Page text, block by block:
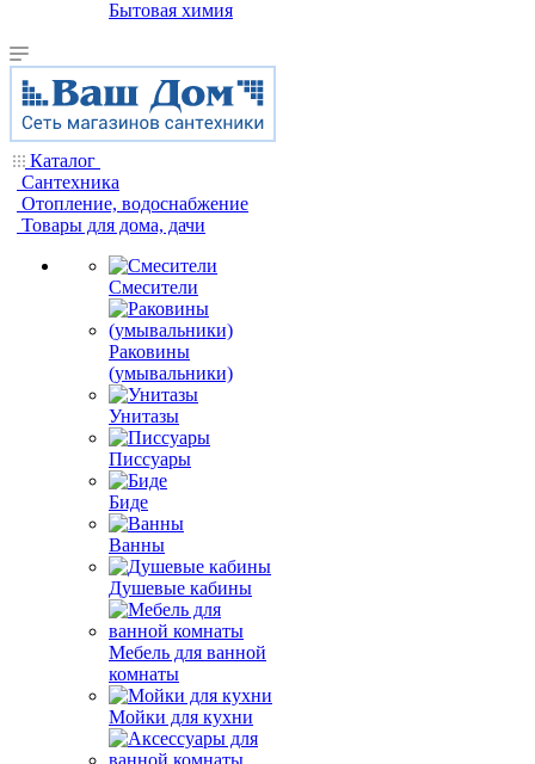
Бытовая химия
Каталог
Сантехника
Отопление, водоснабжение
Товары для дома, дачи
Смесители
Раковины
(умывальники)
Унитазы
Писсуары
Биде
Ванны
Душевые кабины
Мебель для ванной
комнаты
Мойки для кухни